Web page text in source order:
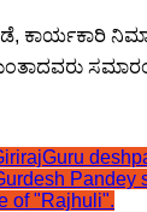
ಕಾರ್ಯಕಾರಿ
Guru
Pandey
of "Rajhuli".